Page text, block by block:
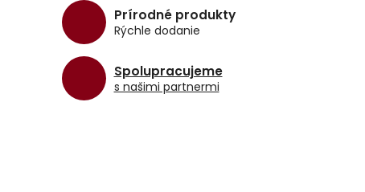
Prírodné produkty
Rýchle dodanie
Spolupracujeme
s našimi partnermi